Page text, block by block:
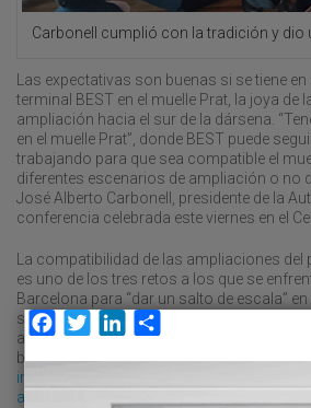
Carbonell cumplió con la tradición y dio
Las expectativas son buenas si se tiene en
terminal BEST en el muelle Prat, la joya de
ampliación hacia el sur de la dársena.
en el muelle Prat”, donde BEST puede
trabajando para que sea compatible el
diferentes escenarios de ampliación o no
José Alberto Carbonell, presidente de la
conferencia celebrada este viernes en el
La compatibilidad de las ampliaciones del
es uno de los tres retos a los que se
Barcelona para “dar un salto de escala”
segundo, como no podía ser de otra
accesos terrestres, ferroviarios y viarios,
buena línea”. El grupo de trabajopara la
infraestructura, que estará integrado por
administraciones participantes,
Facebook
TwitterLinkedIn